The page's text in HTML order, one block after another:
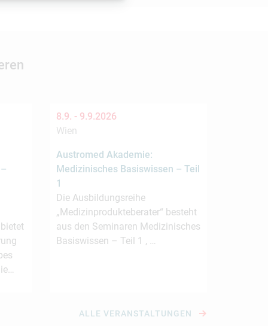
8.9. - 9.9.2026
Wien
Austromed Akademie:
Medizinisches Basiswissen – Teil
1
Die Ausbildungsreihe
„Medizinprodukteberater“ besteht
aus den Seminaren Medizinisches
Basiswissen – Teil 1 , …
ALLE VERANSTALTUNGEN